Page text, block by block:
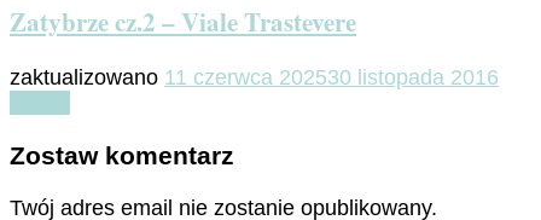
Zatybrze cz.2 – Viale Trastevere
zaktualizowano 11 czerwca 202530 listopada 2016
Zostaw komentarz
Twój adres email nie zostanie opublikowany.